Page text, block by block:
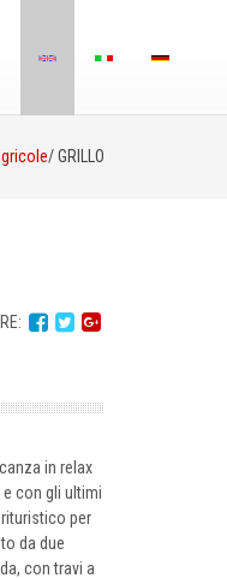
/ GRILLO
in relax
e con gli ultimi
per
da due
con travi a